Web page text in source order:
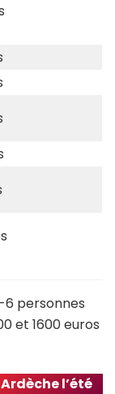
personnes
et 1600 euros
l’été